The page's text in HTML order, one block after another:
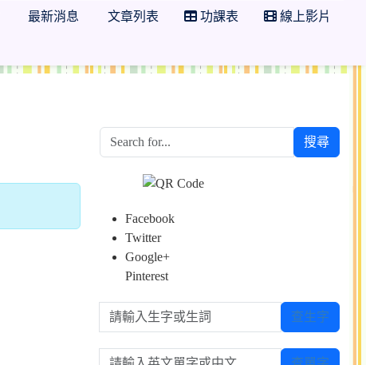
最新消息 文章列表 功課表 線上影片
搜尋
Facebook
Twitter
Google+
Pinterest
請輸入生字或生詞 查生字
請輸入英文單字或中文